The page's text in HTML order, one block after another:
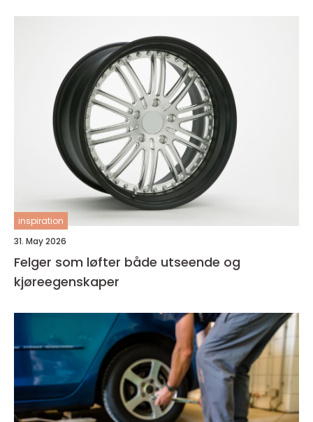
inspiration
31. May 2026
Felger som løfter både utseende og
kjøreegenskaper